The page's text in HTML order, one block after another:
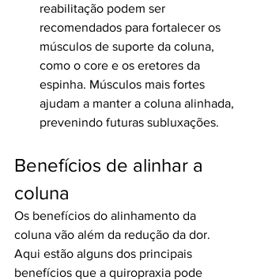
reabilitação podem ser
recomendados para fortalecer os
músculos de suporte da coluna,
como o core e os eretores da
espinha. Músculos mais fortes
ajudam a manter a coluna alinhada,
prevenindo futuras subluxações.
Benefícios de alinhar a
coluna
Os benefícios do alinhamento da
coluna vão além da redução da dor.
Aqui estão alguns dos principais
benefícios que a quiropraxia pode